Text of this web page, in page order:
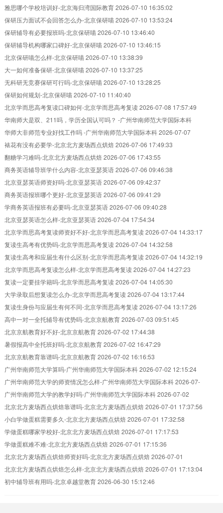
雅思哪个学校培训好-北京海归湾国际教育2026-07-10 16:35:02
保研压力面试不会回答怎么办-北京保研喵2026-07-10 13:53:24
保研辅导有必要报班吗-北京保研喵2026-07-10 13:46:40
保研辅导机构哪家口碑好-北京保研喵2026-07-10 13:46:15
北京保研喵怎么样-北京保研喵2026-07-10 13:38:39
大一如何准备保研-北京保研喵2026-07-10 13:37:25
无科研无竞赛保研可行吗-北京保研喵2026-07-10 13:28:25
保研如何规划-北京保研喵2026-07-10 11:40:40
北京学而思高考复读口碑如何-北京学而思高考复读2026-07-08 17:57:49
华南师大是双、211吗，学历全国认可吗？ -广州华南师范大学国际本科
2026-07-07 12:35:07
华师大非师范专业好找工作吗 -广州华南师范大学国际本科2026-07-07
12:34:42
裱花有没有必要学-北京北方麦场西点烘焙2026-07-06 17:49:33
翻糖学习难吗-北京北方麦场西点烘焙2026-07-06 17:43:55
商务英语辅导班学什么内容-北京亚瑟英语2026-07-06 09:46:38
北京亚瑟英语师资好吗-北京亚瑟英语2026-07-06 09:42:37
商务英语报班哪个更好-北京亚瑟英语2026-07-06 09:41:29
学商务英语报班有必要吗-北京亚瑟英语2026-07-06 09:40:28
北京亚瑟英语怎么样-北京亚瑟英语2026-07-04 17:54:34
北京学而思高考复读师资好不好-北京学而思高考复读2026-07-04 14:33:17
复读生高考有优势吗-北京学而思高考复读2026-07-04 14:32:58
复读生高考和应届生有什么区别-北京学而思高考复读2026-07-04 14:32:19
北京学而思高考复读怎么样-北京学而思高考复读2026-07-04 14:27:23
复读一定要挂学籍吗-北京学而思高考复读2026-07-04 14:05:30
大学录取后想复读怎么办-北京学而思高考复读2026-07-04 13:17:44
复读生身份与应届生有何不同-北京学而思高考复读2026-07-04 13:17:26
高中一对一全托辅导有优势吗-北京京航教育2026-07-03 09:51:45
北京京航教育好不好-北京京航教育2026-07-02 17:44:38
暑假报高中全托班好吗-北京京航教育2026-07-02 16:47:29
北京京航教育靠谱吗-北京京航教育2026-07-02 16:16:53
广州华南师范大学算吗-广州华南师范大学国际本科2026-07-02 12:15:24
广州华南师范大学的师资情况怎么样-广州华南师范大学国际本科2026-07-
02 12:12:23
广州华南师范大学的教学好吗-广州华南师范大学国际本科2026-07-02
12:08:48
北京北方麦场西点烘焙靠谱吗-北京北方麦场西点烘焙2026-07-01 17:37:56
小白学做蛋糕需要多久-北京北方麦场西点烘焙2026-07-01 17:32:58
学做蛋糕哪家学校好-北京北方麦场西点烘焙2026-07-01 17:17:53
学做蛋糕难不难-北京北方麦场西点烘焙2026-07-01 17:15:36
北京北方麦场西点烘焙师资好吗-北京北方麦场西点烘焙2026-07-01
17:14:00
北京北方麦场西点烘焙怎么样-北京北方麦场西点烘焙2026-07-01 17:13:04
初中辅导班有用吗-北京卓越堂教育2026-06-30 15:12:46